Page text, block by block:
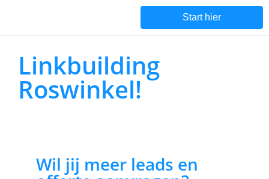
Start hier
Linkbuilding
Roswinkel!
Wil jij meer leads en